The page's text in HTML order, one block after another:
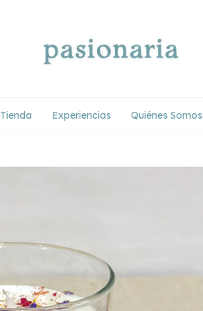
Tienda Experiencias Quiénes Somos